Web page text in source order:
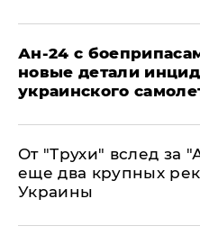
Ан-24 с
новые детали
украинского
От "Трухи" вслед за
еще два крупных
Украины